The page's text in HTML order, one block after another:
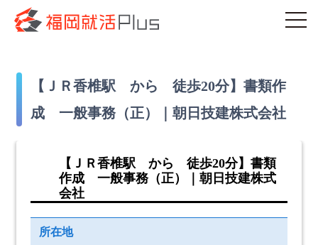
【ＪＲ香椎駅 から 徒歩20分】書類作
成 一般事務（正）｜朝日技建株式会社
【ＪＲ香椎駅 から 徒歩20分】書類
作成 一般事務（正）｜朝日技建株式
会社
所在地